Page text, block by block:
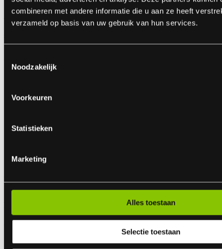
combineren met andere informatie die u aan ze heeft
verzameld op basis van uw gebruik van hun services.
Noodzakelijk
Voorkeuren
Statistieken
Marketing
Alles toestaan
Selectie toestaan
Cartoon Pack
Pequenos
ART.NR: 8005